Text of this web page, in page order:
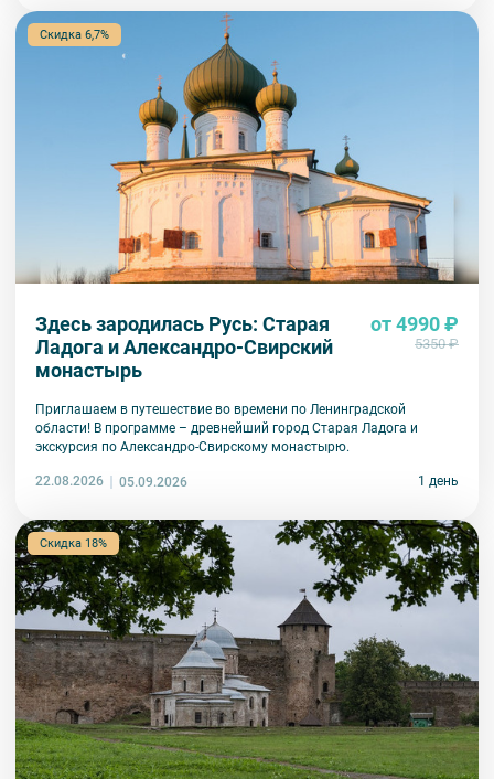
Скидка 6,7%
Здесь зародилась Русь: Старая
Ладога и Александро-Свирский
монастырь
от 4990 ₽
5350 ₽
Приглашаем в путешествие во времени по Ленинградской
области! В программе – древнейший город Старая Ладога и
экскурсия по Александро-Свирскому монастырю.
22.08.2026 05.09.2026 1 день
Скидка 18%